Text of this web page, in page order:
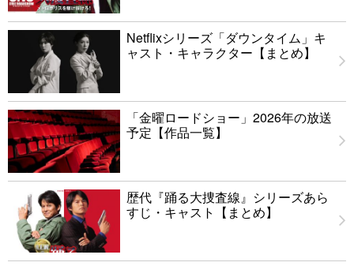
Netflixシリーズ「ダウンタイム」キ
ャスト・キャラクター【まとめ】
「金曜ロードショー」2026年の放送
予定【作品一覧】
歴代『踊る大捜査線』シリーズあら
すじ・キャスト【まとめ】